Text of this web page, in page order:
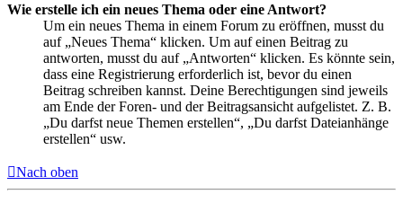
Wie erstelle ich ein neues Thema oder eine Antwort?
Um ein neues Thema in einem Forum zu eröffnen, musst du
auf „Neues Thema“ klicken. Um auf einen Beitrag zu
antworten, musst du auf „Antworten“ klicken. Es könnte sein,
dass eine Registrierung erforderlich ist, bevor du einen
Beitrag schreiben kannst. Deine Berechtigungen sind jeweils
am Ende der Foren- und der Beitragsansicht aufgelistet. Z. B.
„Du darfst neue Themen erstellen“, „Du darfst Dateianhänge
erstellen“ usw.
Nach oben